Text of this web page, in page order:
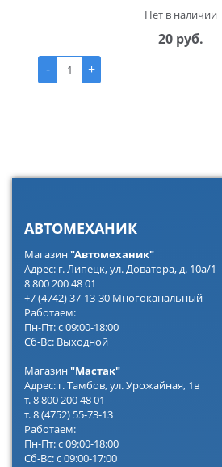
Нет в наличии
20 руб.
-
+
АВТОМЕХАНИК
Магазин"Автомеханик"
Адрес: г. Липецк, ул. Доватора, д. 10а/1
8 800 200 48 01
+7 (4742) 37-13-30 Многоканальный
Работаем:
Пн-Пт: с 09:00-18:00
Сб-Вс: Выходной
Магазин"Мастак"
Адрес: г. Тамбов, ул. Урожайная, 1в
т. 8 800 200 48 01
т. 8 (4752) 55-73-13
Работаем:
Пн-Пт: с 09:00-18:00
Сб-Вс: с 09:00-17:00